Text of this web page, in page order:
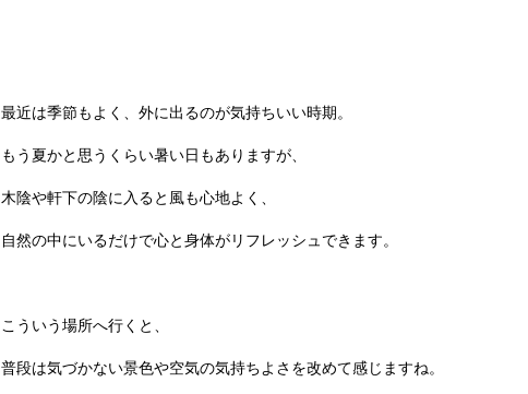
最近は季節もよく、外に出るのが気持ちいい時期。
もう夏かと思うくらい暑い日もありますが、
木陰や軒下の陰に入ると風も心地よく、
自然の中にいるだけで心と身体がリフレッシュできます。
こういう場所へ行くと、
普段は気づかない景色や空気の気持ちよさを改めて感じますね。